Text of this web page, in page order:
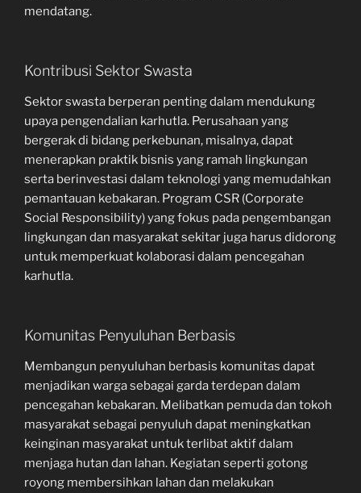
mendatang.
Kontribusi Sektor Swasta
Sektor swasta berperan penting dalam mendukung
upaya pengendalian karhutla. Perusahaan yang
bergerak di bidang perkebunan, misalnya, dapat
menerapkan praktik bisnis yang ramah lingkungan
serta berinvestasi dalam teknologi yang memudahkan
pemantauan kebakaran. Program CSR (Corporate
Social Responsibility) yang fokus pada pengembangan
lingkungan dan masyarakat sekitar juga harus didorong
untuk memperkuat kolaborasi dalam pencegahan
karhutla.
Komunitas Penyuluhan Berbasis
Membangun penyuluhan berbasis komunitas dapat
menjadikan warga sebagai garda terdepan dalam
pencegahan kebakaran. Melibatkan pemuda dan tokoh
masyarakat sebagai penyuluh dapat meningkatkan
keinginan masyarakat untuk terlibat aktif dalam
menjaga hutan dan lahan. Kegiatan seperti gotong
royong membersihkan lahan dan melakukan